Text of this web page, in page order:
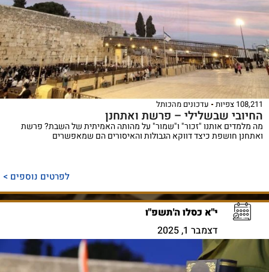
108,211 צפיות עדכונים מהכותל
החיובי שבשלילי – פרשת ואתחנן
מה מלמדים אותנו "זכור" ו"שמור" על מהותה האמיתית של השבת? פרשת
ואתחנן חושפת כיצד דווקא הגבולות והאיסורים הם שמאפשרים
לפרטים נוספים >
י"א כסלו ה'תשפ"ו
דצמבר 1, 2025